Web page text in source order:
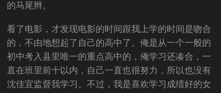
的马尾辫。
看了电影，才发现电影的时间跟我上学的时间是吻合
的，不由地想起了自己的高中了。俺是从一个一般的
初中考入县里唯一的重点高中的，俺学习还凑合，一
直在班里前十以内，自己一直也很努力，所以也没有
沈佳宜监督我学习。不过，我是喜欢学习成绩好的女